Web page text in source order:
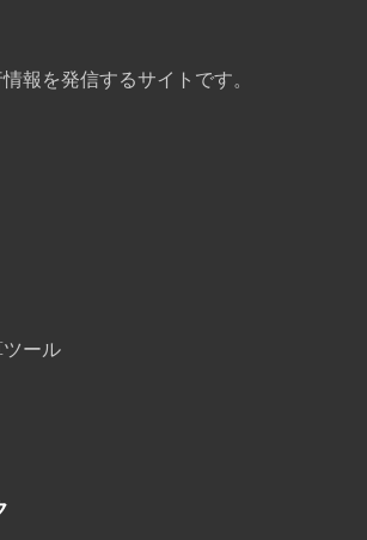
報を発信するサイトです。
ール